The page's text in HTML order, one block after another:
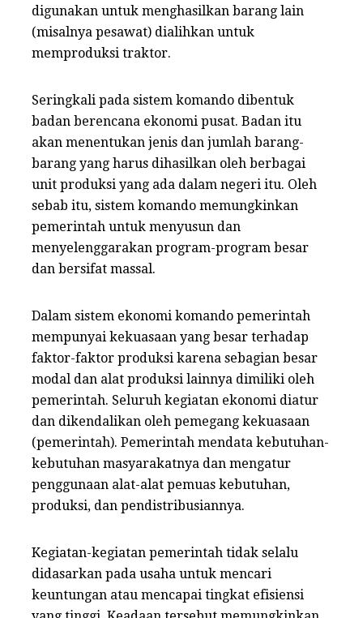
digunakan untuk menghasilkan barang lain
(misalnya pesawat) dialihkan untuk
memproduksi traktor.
Seringkali pada sistem komando dibentuk
badan berencana ekonomi pusat. Badan itu
akan menentukan jenis dan jumlah barang-
barang yang harus dihasilkan oleh berbagai
unit produksi yang ada dalam negeri itu. Oleh
sebab itu, sistem komando memungkinkan
pemerintah untuk menyusun dan
menyelenggarakan program-program besar
dan bersifat massal.
Dalam sistem ekonomi komando pemerintah
mempunyai kekuasaan yang besar terhadap
faktor-faktor produksi karena sebagian besar
modal dan alat produksi lainnya dimiliki oleh
pemerintah. Seluruh kegiatan ekonomi diatur
dan dikendalikan oleh pemegang kekuasaan
(pemerintah). Pemerintah mendata kebutuhan-
kebutuhan masyarakatnya dan mengatur
penggunaan alat-alat pemuas kebutuhan,
produksi, dan pendistribusiannya.
Kegiatan-kegiatan pemerintah tidak selalu
didasarkan pada usaha untuk mencari
keuntungan atau mencapai tingkat efisiensi